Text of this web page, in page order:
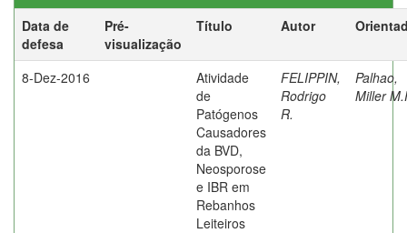
Data de
defesa
Pré-
visualização
Título Autor
8-Dez-2016
Atividade
de
Patógenos
Causadores
da BVD,
Neosporose
e IBR em
Rebanhos
Leiteiros
FELIPPIN,
Rodrigo
R.
Palhao,
Miller